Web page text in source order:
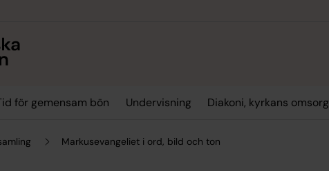
för gemensam bön Undervisning Diakoni, kyrkans omsorg
Markusevangeliet i ord, bild och ton